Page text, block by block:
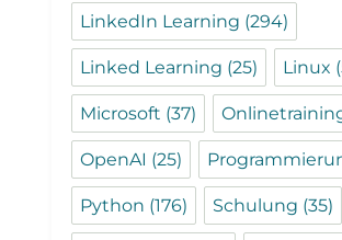
LinkedIn Learning (294)
Linked Learning (25) Linux
Microsoft (37)
OpenAI (25)
Python (176) Schulung (35)